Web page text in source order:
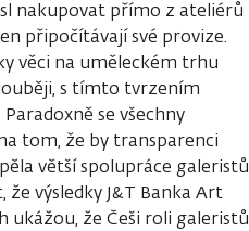
nakupovat přímo z ateliérů
připočítávají své provize.
věci na uměleckém trhu
s tímto tvrzením
se všechny
tom, že by transparenci
větší spolupráce galeristů
výsledky J&T Banka Art
ukážou, že Češi roli galeristů